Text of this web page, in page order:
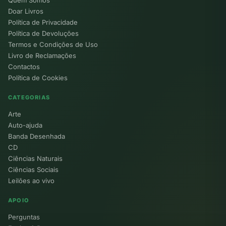
Doar Livros
Política de Privacidade
Política de Devoluções
Termos e Condições de Uso
Livro de Reclamações
Contactos
Política de Cookies
CATEGORIAS
Arte
Auto-ajuda
Banda Desenhada
CD
Ciências Naturais
Ciências Sociais
Leilões ao vivo
APOIO
Perguntas